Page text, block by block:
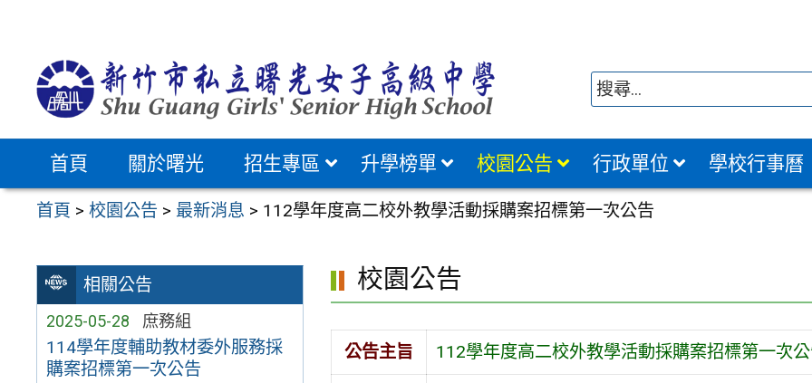
首頁 關於曙光 招生專區 升學榜單 校園公告 行政單位 學校行事曆
首頁 >校園公告 > 最新消息 > 112學年度高二校外教學活動採購案招標第一次公告
相關公告
2025-05-28 庶務組
114學年度輔助教材委外服務採
購案招標第一次公告
校園公告
公告主旨 112學年度高二校外教學活動採購案招標第一次